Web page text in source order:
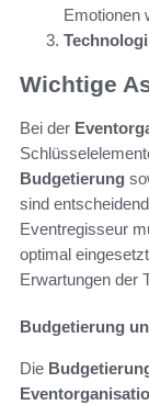
Emotionen
Wichtige
Bei der
Budgetierung
sind
Eventregisseur
optimal
Erwartungen der
Budgetierung
Die